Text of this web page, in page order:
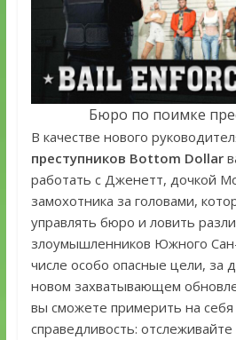
Бюро по поимке
В качестве нового
преступников Bottom Dollar
работать с Дженетт, дочкой
замохотника за головами,
управлять бюро и ловить
злоумышленников Южного
числе особо опасные цели, за
новом захватывающем
вы сможете примерить на
справедливость: